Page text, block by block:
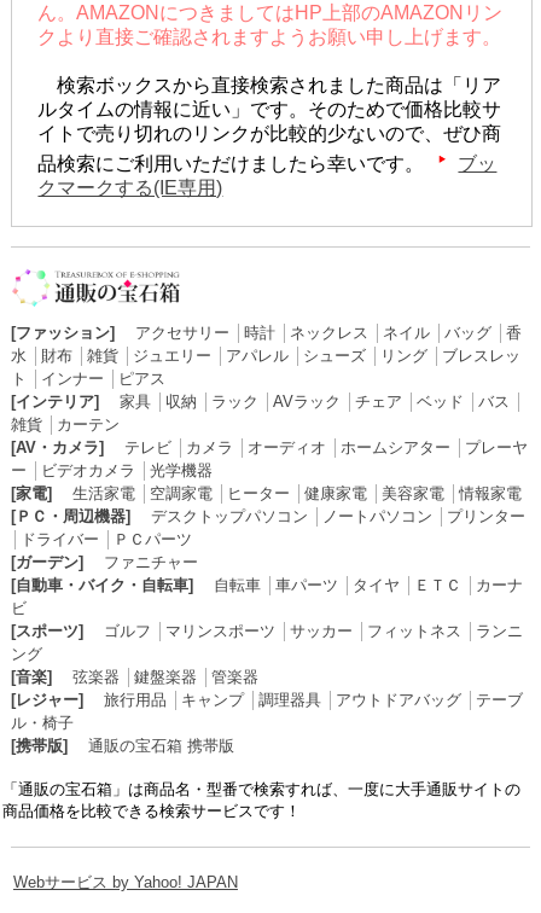
ん。AMAZONにつきましてはHP上部のAMAZONリン
クより直接ご確認されますようお願い申し上げます。
検索ボックスから直接検索されました商品は「リア
ルタイムの情報に近い」です。そのためで価格比較サ
イトで売り切れのリンクが比較的少ないので、ぜひ商
品検索にご利用いただけましたら幸いです。
ブッ
クマークする(IE専用)
[ファッション] アクセサリー 時計│ ネックレス ネイル│ バッグ│ 香
水
財布│ 雑貨│ ジュエリー アパレル│ シューズ│ リング│ ブレスレッ
ト
インナー
ピアス
[インテリア]
家具│ 収納 ラック AVラック チェア ベッド バス
雑貨│ カーテン
[AV・カメラ]
テレビ│ カメラ オーディオ ホームシアター
プレーヤ
ー
ビデオカメラ
光学機器
[家電]
生活家電│ 空調家電│ ヒーター 健康家電│ 美容家電│情報家電
[ＰＣ・周辺機器]
デスクトップパソコン ノートパソコン
プリンター
ドライバー
ＰＣパーツ
[ガーデン]
ファニチャー
[自動車・バイク・自転車]
自転車│ 車パーツ タイヤ ＥＴＣ
カーナ
ビ
[スポーツ]
ゴルフ マリンスポーツ サッカー フィットネス
ランニ
ング
[音楽]
弦楽器 鍵盤楽器
管楽器
[レジャー]
旅行用品 キャンプ│ 調理器具│ アウトドアバッグ│ テーブ
ル・椅子
[携帯版]
通販の宝石箱 携帯版
「通販の宝石箱」は商品名・型番で検索すれば、一度に大手通販サイトの
商品価格を比較できる検索サービスです！
Webサービス by Yahoo! JAPAN